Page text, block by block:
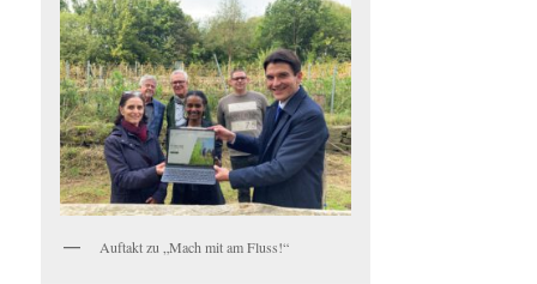
Auftakt zu „Mach mit am Fluss!“